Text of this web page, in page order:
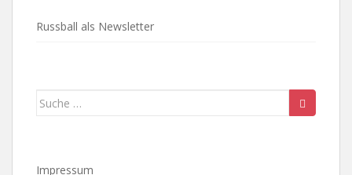
Russball als Newsletter
Suche
Impressum